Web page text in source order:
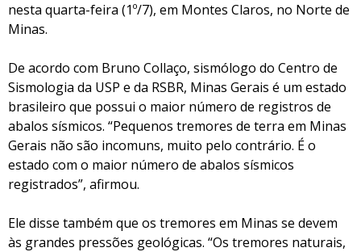
nesta quarta-feira (1º/7), em Montes Claros, no Norte de
Minas.
De acordo com Bruno Collaço, sismólogo do Centro de
Sismologia da USP e da RSBR, Minas Gerais é um estado
brasileiro que possui o maior número de registros de
abalos sísmicos. “Pequenos tremores de terra em Minas
Gerais não são incomuns, muito pelo contrário. É o
estado com o maior número de abalos sísmicos
registrados”, afirmou.
Ele disse também que os tremores em Minas se devem
às grandes pressões geológicas. “Os tremores naturais,